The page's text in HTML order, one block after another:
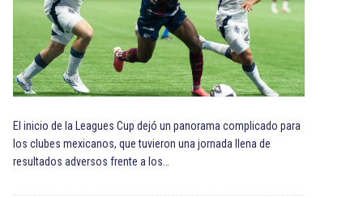
El inicio de la Leagues Cup dejó un panorama complicado para
los clubes mexicanos, que tuvieron una jornada llena de
resultados adversos frente a los…